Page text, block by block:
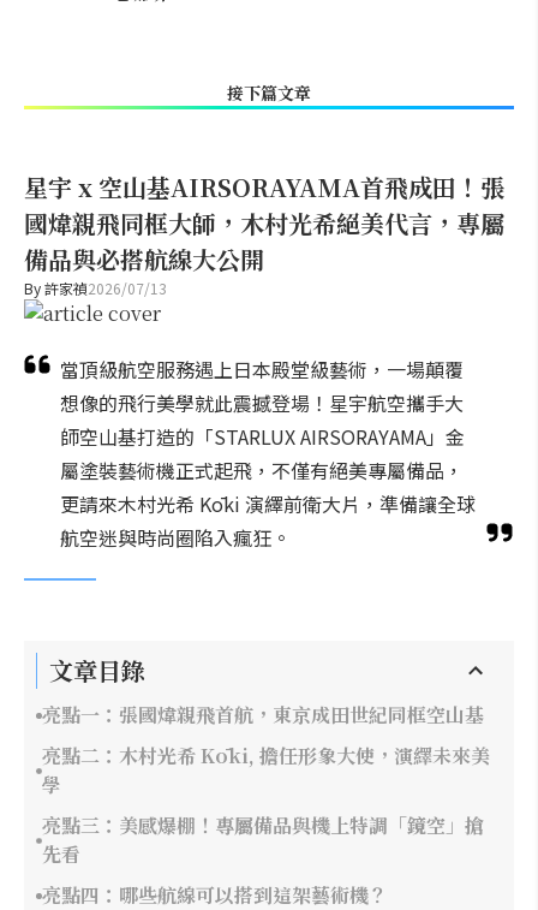
接下篇文章
星宇 x 空山基AIRSORAYAMA首飛成田！張
國煒親飛同框大師，木村光希絕美代言，專屬
備品與必搭航線大公開
By許家禎2026/07/13
當頂級航空服務遇上日本殿堂級藝術，一場顛覆
想像的飛行美學就此震撼登場！星宇航空攜手大
師空山基打造的「STARLUX AIRSORAYAMA」金
屬塗裝藝術機正式起飛，不僅有絕美專屬備品，
更請來木村光希 Kōki 演繹前衛大片，準備讓全球
航空迷與時尚圈陷入瘋狂。
文章目錄
亮點一：張國煒親飛首航，東京成田世紀同框空山基
亮點二：木村光希 Kōki, 擔任形象大使，演繹未來美
學
亮點三：美感爆棚！專屬備品與機上特調「鏡空」搶
先看
亮點四：哪些航線可以搭到這架藝術機？